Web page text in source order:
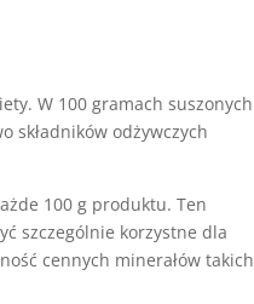
W 100 gramach suszonych
składników odżywczych
100 g produktu. Ten
szczególnie korzystne dla
cennych minerałów takich